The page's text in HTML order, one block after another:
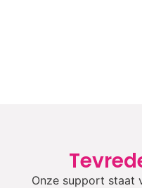
Onze support staat